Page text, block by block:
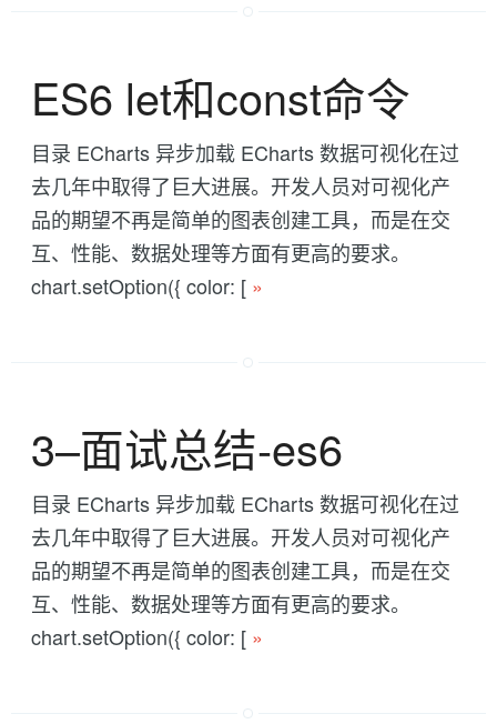
ES6 let和const命令
目录 ECharts 异步加载 ECharts 数据可视化在过
去几年中取得了巨大进展。开发人员对可视化产
品的期望不再是简单的图表创建工具，而是在交
互、性能、数据处理等方面有更高的要求。
chart.setOption({ color: [ »
3--面试总结-es6
目录 ECharts 异步加载 ECharts 数据可视化在过
去几年中取得了巨大进展。开发人员对可视化产
品的期望不再是简单的图表创建工具，而是在交
互、性能、数据处理等方面有更高的要求。
chart.setOption({ color: [ »